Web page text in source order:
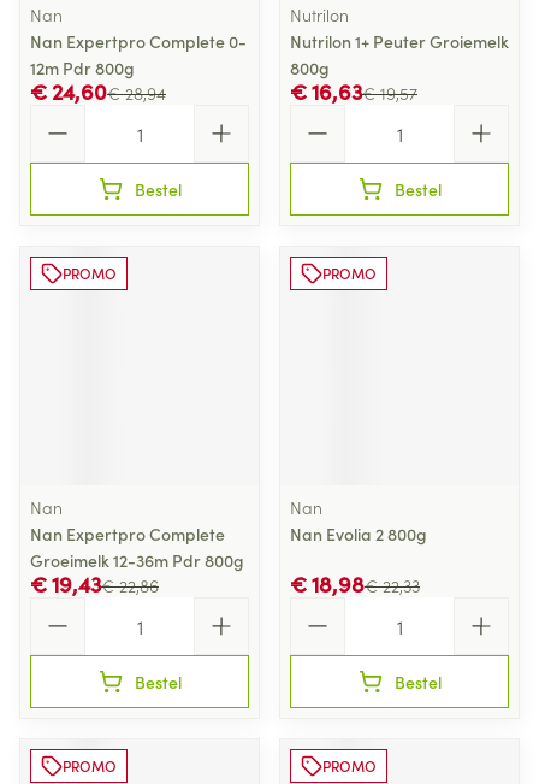
Nan
Nan Expertpro Complete 0-
12m Pdr 800g
€ 28,94
€ 24,60
Bestel
Nutrilon
Nutrilon 1+ Peuter Groiemelk
800g
€ 19,57
€ 16,63
Bestel
PROMO
Nan
Nan Expertpro Complete
Groeimelk 12-36m Pdr 800g
€ 22,86
€ 19,43
Bestel
PROMO
Nan
Nan Evolia 2 800g
€ 22,33
€ 18,98
Bestel
PROMO PROMO